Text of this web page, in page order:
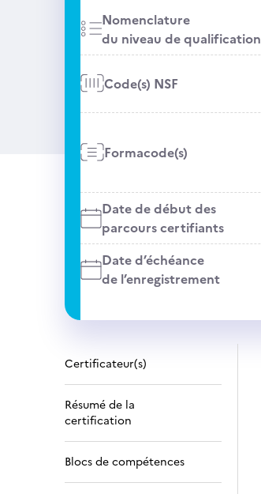
Nomenclature
du niveau de qualification
Code(s) NSF
Formacode(s)
Date de début des
parcours certifiants
Date d’échéance
de l’enregistrement
Certificateur(s)
Résumé de la
certification
Blocs de compétences